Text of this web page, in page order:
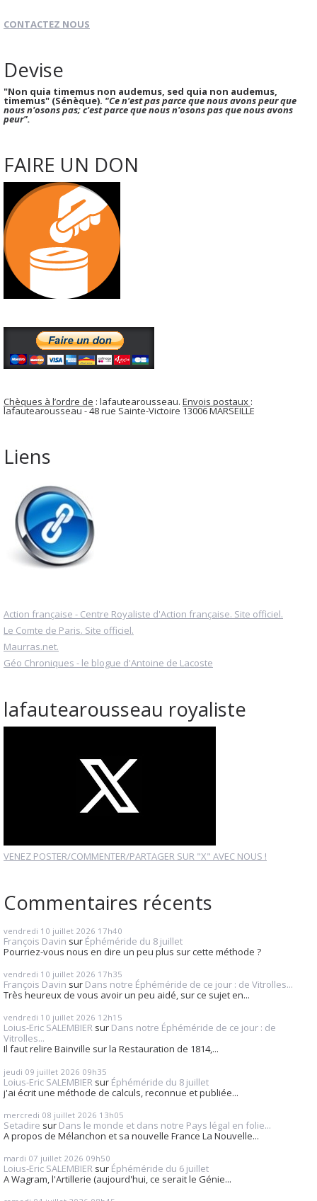
CONTACTEZ NOUS
Devise
"Non quia timemus non audemus, sed quia non audemus,
timemus" (Sénèque). "Ce n'est pas parce que nous avons peur que
nous n'osons pas; c'est parce que nous n'osons pas que nous avons
peur".
FAIRE UN DON
Chèques à l’ordre de : lafautearousseau. Envois postaux :
lafautearousseau - 48 rue Sainte-Victoire 13006 MARSEILLE
Liens
Action française - Centre Royaliste d'Action française. Site officiel.
Le Comte de Paris. Site officiel.
Maurras.net.
Géo Chroniques - le blogue d'Antoine de Lacoste
lafautearousseau royaliste
VENEZ POSTER/COMMENTER/PARTAGER SUR "X" AVEC NOUS !
Commentaires récents
vendredi 10 juillet 2026 17h40
François Davin sur Éphéméride du 8 juillet
Pourriez-vous nous en dire un peu plus sur cette méthode ?
vendredi 10 juillet 2026 17h35
François Davin sur Dans notre Éphéméride de ce jour : de Vitrolles...
Très heureux de vous avoir un peu aidé, sur ce sujet en...
vendredi 10 juillet 2026 12h15
Loius-Eric SALEMBIER sur Dans notre Éphéméride de ce jour : de
Vitrolles...
Il faut relire Bainville sur la Restauration de 1814,...
jeudi 09 juillet 2026 09h35
Loius-Eric SALEMBIER sur Éphéméride du 8 juillet
j'ai écrit une méthode de calculs, reconnue et publiée...
mercredi 08 juillet 2026 13h05
Setadire sur Dans le monde et dans notre Pays légal en folie...
A propos de Mélanchon et sa nouvelle France La Nouvelle...
mardi 07 juillet 2026 09h50
Loius-Eric SALEMBIER sur Éphéméride du 6 juillet
A Wagram, l'Artillerie (aujourd'hui, ce serait le Génie...